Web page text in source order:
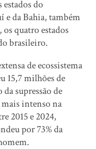
estados do
e da Bahia, também
quatro estados
brasileiro.
de ecossistema
15,7 milhões de
supressão de
intenso na
2015 e 2024,
por 73% da